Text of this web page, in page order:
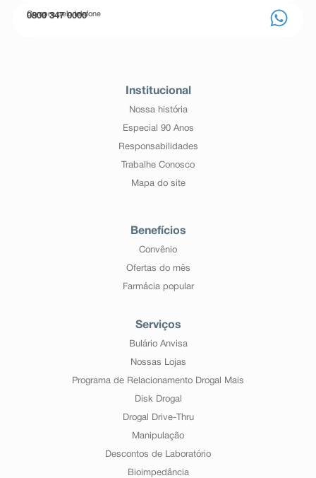
Compre pelo telefone
0800 347 0000
Institucional
Nossa história
Especial 90 Anos
Responsabilidades
Trabalhe Conosco
Mapa do site
Benefícios
Convênio
Ofertas do mês
Farmácia popular
Serviços
Bulário Anvisa
Nossas Lojas
Programa de Relacionamento Drogal Mais
Disk Drogal
Drogal Drive-Thru
Manipulação
Descontos de Laboratório
Bioimpedância